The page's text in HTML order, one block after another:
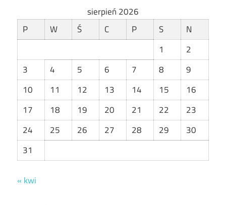
sierpień 2026
P
W Ś C P S
N
1
2
3
4 5 6 7 8
9
10
11 12 13 14 15
16
17
18 19 20 21 22
23
24
25 26 27 28 29
30
31
« kwi